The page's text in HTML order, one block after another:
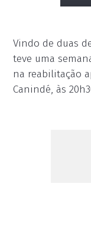
Vindo de duas
teve uma
na reabilitação
Canindé, às